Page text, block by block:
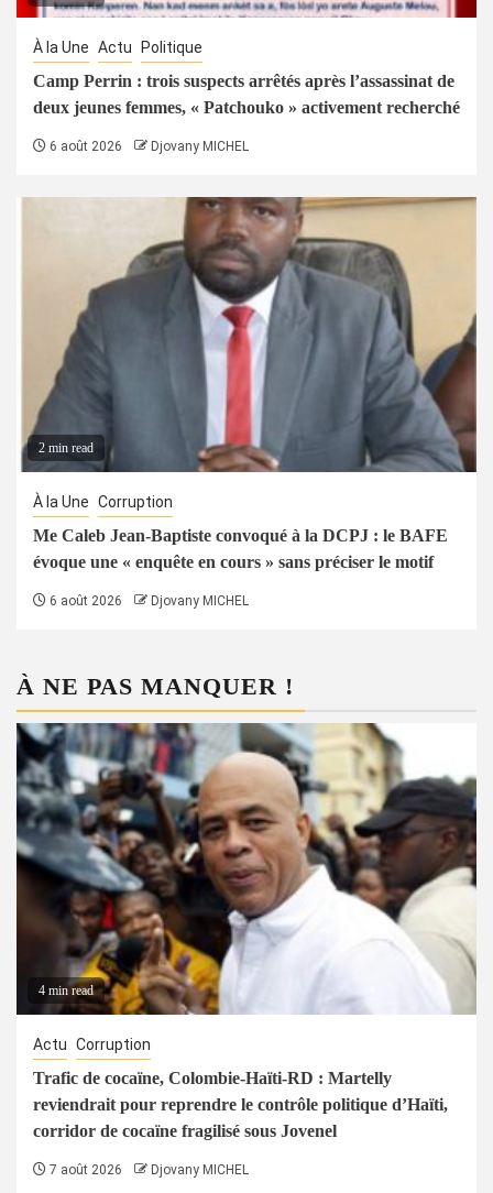
À la Une Actu Politique
Camp Perrin : trois suspects arrêtés après l’assassinat de
deux jeunes femmes, « Patchouko » activement recherché
6 août 2026 Djovany MICHEL
2 min read
À la Une Corruption
Me Caleb Jean-Baptiste convoqué à la DCPJ : le BAFE
évoque une « enquête en cours » sans préciser le motif
6 août 2026 Djovany MICHEL
À NE PAS MANQUER !
4 min read
Actu Corruption
Trafic de cocaïne, Colombie-Haïti-RD : Martelly
reviendrait pour reprendre le contrôle politique d’Haïti,
corridor de cocaïne fragilisé sous Jovenel
7 août 2026 Djovany MICHEL